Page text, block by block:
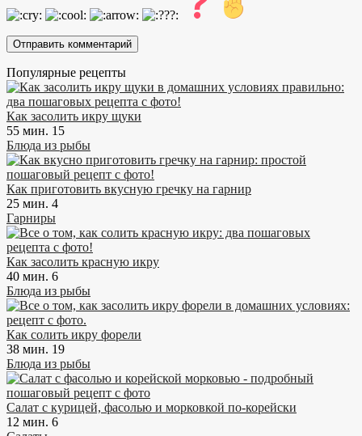
Популярные рецепты
Как засолить икру щуки
55 мин. 15
Блюда из рыбы
Как приготовить вкусную гречку на гарнир
25 мин. 4
Гарниры
Как засолить красную икру
40 мин. 6
Блюда из рыбы
Как солить икру форели
38 мин. 19
Блюда из рыбы
Салат с курицей, фасолью и морковкой по-корейски
12 мин. 6